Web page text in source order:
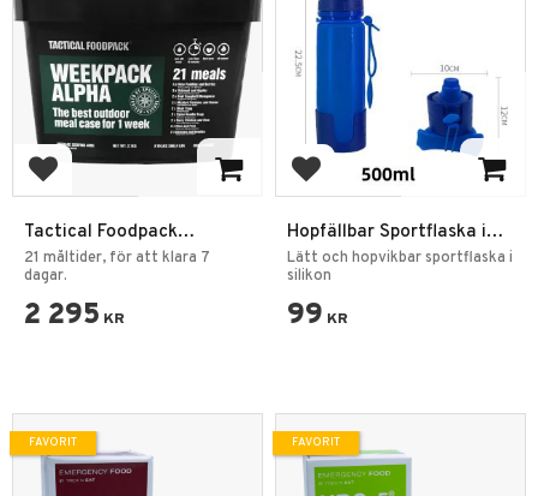
Lägg till i favoriter
Tactical Foodpack
WeekPack Alpha
21 måltider, för att klara 7
dagar.
2 295 KR
Lägg till i favoriter
Hopfällbar Sportflaska i
Mjuk Silikon 500 ml blå
Lätt och hopvikbar sportflaska i
silikon
99 KR
FAVORIT FAVORIT